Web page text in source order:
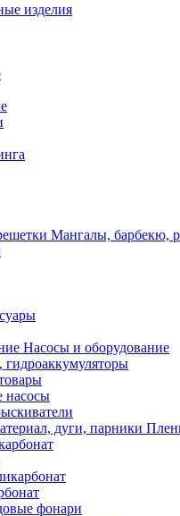
изделия
Мангалы, барбекю,
Насосы и оборудование
насосы
фонари